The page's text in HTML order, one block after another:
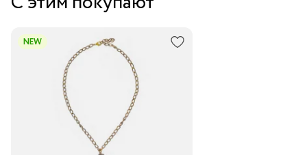
Курьером за 1-2 дня
В пункт выдачи заказов Boxberry
Транспортной компанией по России
Подробнее о сроках доставки
NEW